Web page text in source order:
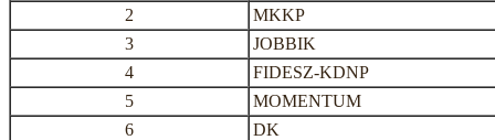
2
MKKP
3
JOBBIK
4
FIDESZ-KDNP
5
MOMENTUM
6
DK